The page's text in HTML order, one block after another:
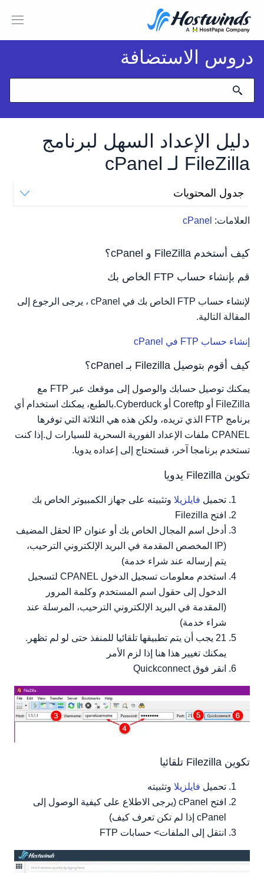
دروس الاستضافة
دليل الإعداد السهل لبرنامج
FileZilla لـ cPanel
العلامات: cPanel
جدول المحتويات
قم بإنشاء حساب FTP الخاص بك
تكوين Filezilla يدويا
تكوين Filezilla تلقائيا
كيف أستخدم FileZilla و cPanel؟
قم بإنشاء حساب FTP الخاص بك
لإنشاء حساب FTP الخاص بك في cPanel ، يرجى الرجوع إلى
المقالة التالية.
إنشاء حساب FTP في cPanel
كيف أقوم بتوصيل Filezilla بـ cPanel؟
يمكنك توصيل حسابك والوصول إلى موقعك عبر FTP مع
FileZilla أو Coreftp أو Cyberduck.بالطبع، يمكنك استخدام أي
برنامج FTP الذي تريده، ولكن هذه هي الثلاثة التي توفرها
CPANEL ملفات الإعداد الفورية السحرية للسيارات ل.إذا كنت
تستخدم برنامجا آخر، فستحتاج إلى إعداده يدويا.
تكوين Filezilla يدويا
تحميل فايلزيلا وتثبيته على جهاز الكمبيوتر الخاص بك
افتح Filezilla
أدخل اسم المجال الخاص بك أو عنوان IP لحقل المضيف
(IP المخصص المقدمة في البريد الإلكتروني الترحيب،
يتم إرساله عند شراء خدمة)
استخدم معلومات تسجيل الدخول CPANEL لتسجيل
الدخول إلى حقول اسم المستخدم وكلمة المرور
(المقدمة في البريد الإلكتروني الترحيب، المرسلة عند
شراء خدمة)
21 يجب أن يتم تطبيقها تلقائيا للمنفذ حتى لو لم تظهر.
يمكنك تغيير هذا هنا إذا لزم الأمر
انقر فوق Quickconnect
تكوين Filezilla تلقائيا
تحميل فايلزيلا وتثبيته
افتح cPanel (يرجى الاطلاع على كيفية الوصول إلى
cPanel إذا لم تكن تعرف كيف)
انتقل إلى الملفات> حسابات FTP